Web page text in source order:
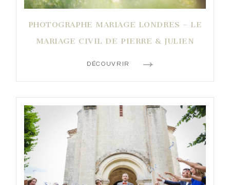
PHOTOGRAPHE MARIAGE LONDRES – LE
MARIAGE CIVIL DE PIERRE & JULIEN
DÉCOUVRIR